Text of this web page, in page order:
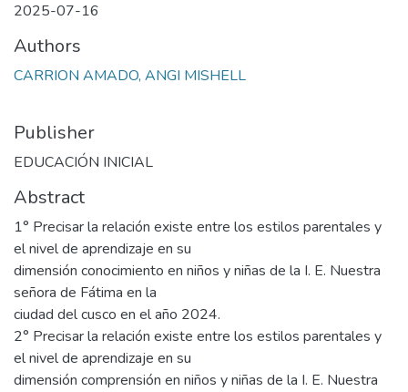
2025-07-16
Authors
CARRION AMADO, ANGI MISHELL
Publisher
EDUCACIÓN INICIAL
Abstract
1° Precisar la relación existe entre los estilos parentales y
el nivel de aprendizaje en su
dimensión conocimiento en niños y niñas de la I. E. Nuestra
señora de Fátima en la
ciudad del cusco en el año 2024.
2° Precisar la relación existe entre los estilos parentales y
el nivel de aprendizaje en su
dimensión comprensión en niños y niñas de la I. E. Nuestra